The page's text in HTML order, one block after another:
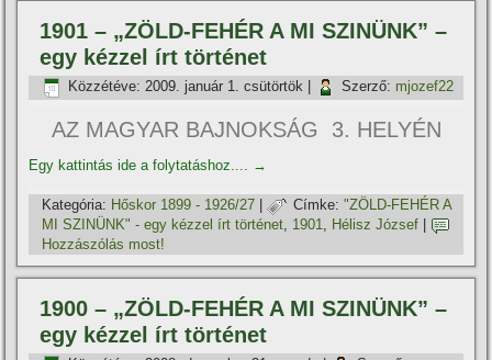
1901 – „ZÖLD-FEHÉR A MI SZINÜNK” –
egy kézzel í­rt történet
Közzétéve: 2009. január 1. csütörtök Szerző: mjozef22
AZ MAGYAR BAJNOKSÁG 3. HELYÉN
Egy kattintás ide a folytatáshoz.... →
Kategória: Hőskor 1899 - 1926/27 | Címke: "ZÖLD-FEHÉR A
MI SZINÜNK" - egy kézzel í­rt történet, 1901, Hélisz József
Hozzászólás most!
1900 – „ZÖLD-FEHÉR A MI SZINÜNK” –
egy kézzel í­rt történet